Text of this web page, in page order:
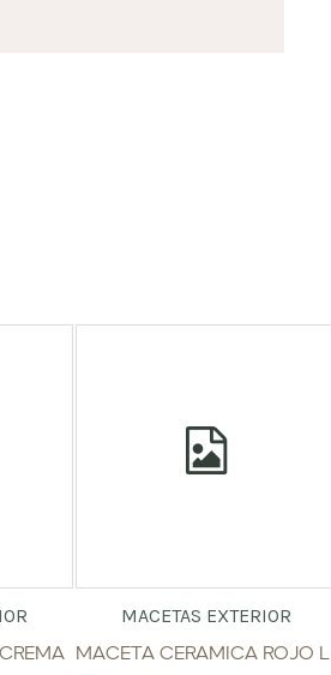
MACETAS EXTERIOR
MACETA CERAMICA ROJO L